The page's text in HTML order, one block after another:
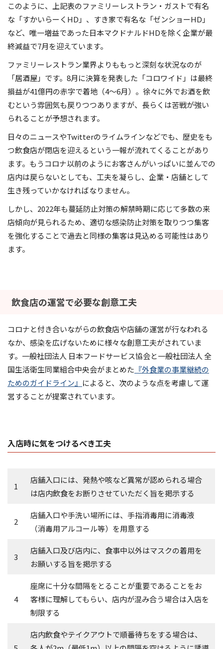
このように、上記表のファミリーレストラン・ガストで有名
な「すかいらーくHD」、すき家で有名な「ゼンショーHD」
など、唯一増益であった日本マクドナルドHDを除く企業が最
終減益で7月を迎えています。
ファミリーレストラン業界よりももっと深刻な状況なのが
「居酒屋」です。8月に決算を発表した「コロワイド」は最終
損益が41億円の赤字で着地（4〜6月）。徐々に外でお酒を飲
むという雰囲気も戻りつつありますが、長らくは苦戦が強い
られることが予想されます。
日々のニュースやTwitterのライムラインなどでも、歴史をも
つ飲食店が閉店を迎えるという一報が流れてくることがあり
ます。もうコロナ以前のようにお客さんがいっぱいに並んでの
店内は戻らないとしても、工夫を凝らし、企業・店舗として
生き残っていかなければなりません。
しかし、2022年も蔓延防止対策の解禁時期に応じて多数の来
店傾向が見られるため、適切な感染防止対策を取りつつ集客
を強化することで過去と同様の集客は見込める可能性はあり
ます。
飲食店の運営で必要な創意工夫
コロナと付き合いながらの飲食店や店舗の運営が行なわれる
なか、感染を広げないために様々な創意工夫がされていま
す。一般社団法人 日本フードサービス協会と一般社団法人 全
国生活衛生同業組合中央会がまとめた 『外食業の事業継続の
ためのガイドライン』 によると、次のような点を考慮して運
営することが提案されています。
入店時に気をつけるべき工夫
1
店舗入口には、発熱や咳など異常が認められる場合
は店内飲食をお断りさせていただく旨を掲示する
2
店舗入口や手洗い場所には、手指消毒用に消毒液
（消毒用アルコール等）を用意する
3
店舗入口及び店内に、食事中以外はマスクの着用を
お願いする旨を掲示する
4
座席に十分な間隔をとることが重要であることをお
客様に理解してもらい、店内が混み合う場合は入店を
制限する
店内飲食やテイクアウトで順番待ちをする場合は、